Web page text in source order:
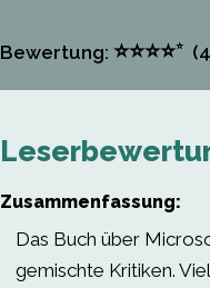
Bewertung: ⭐⭐⭐⭐⭐
Zusammenfassung:
Das Buch über
gemischte Kritiken.